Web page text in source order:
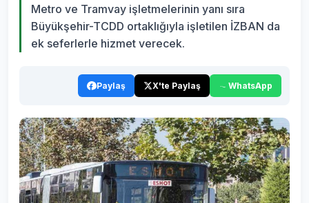
Metro ve Tramvay işletmelerinin yanı sıra
Büyükşehir-TCDD ortaklığıyla işletilen İZBAN da
ek seferlerle hizmet verecek.
Paylaş X'te Paylaş WhatsApp